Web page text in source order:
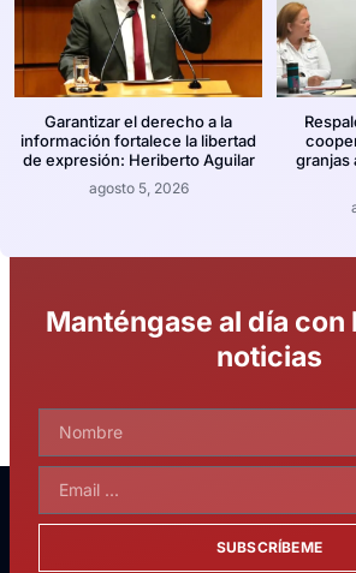
Garantizar el derecho a la
información fortalece la libertad
de expresión: Heriberto Aguilar
agosto 5, 2026
granjas
Manténgase al día con
noticias
SUBSCRÍBEME